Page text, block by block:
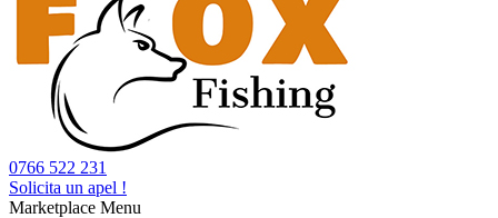
0766 522 231
Solicita un apel !
Marketplace Menu